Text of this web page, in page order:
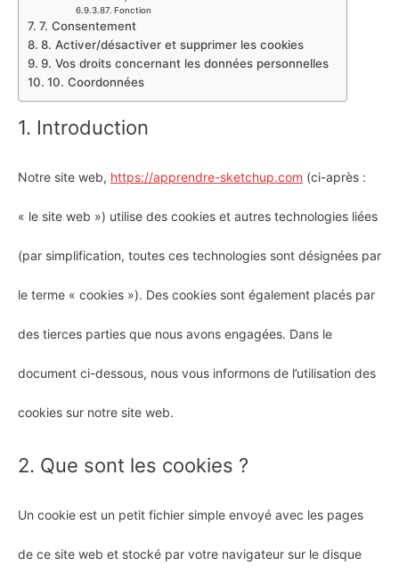
Fonction
7. Consentement
8. Activer/désactiver et supprimer les cookies
9. Vos droits concernant les données personnelles
10. Coordonnées
1. Introduction
Notre site web, https://apprendre-sketchup.com (ci-après :
« le site web ») utilise des cookies et autres technologies liées
(par simplification, toutes ces technologies sont désignées par
le terme « cookies »). Des cookies sont également placés par
des tierces parties que nous avons engagées. Dans le
document ci-dessous, nous vous informons de l’utilisation des
cookies sur notre site web.
2. Que sont les cookies ?
Un cookie est un petit fichier simple envoyé avec les pages
de ce site web et stocké par votre navigateur sur le disque